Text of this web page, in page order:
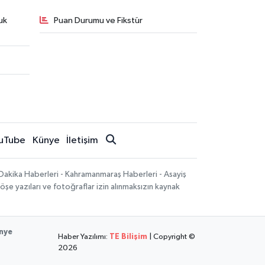
Puan Durumu ve Fikstür
Künye İletişim
Haberleri - Kahramanmaraş Haberleri - Asayiş
yazıları ve fotoğraflar izin alınmaksızın kaynak
Haber Yazılımı: TE Bilişim
| Copyright ©
2026